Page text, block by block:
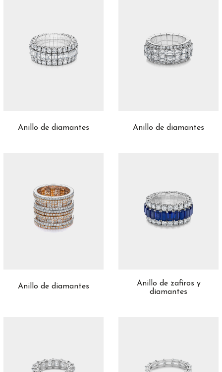
Anillo de diamantes Anillo de diamantes
Anillo de diamantes
Anillo de zafiros y
diamantes